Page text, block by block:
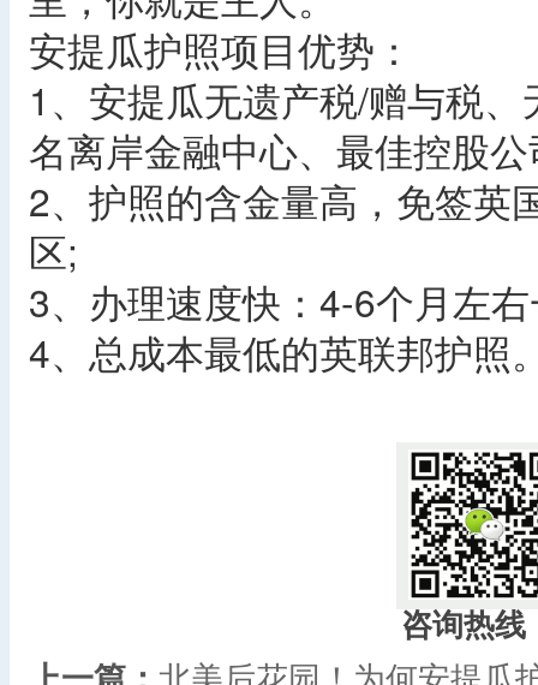
安提瓜护照项目优势：
1、安提瓜无遗产税/赠与税
名离岸金融中心、最佳控股
2、护照的含金量高，免签英
区;
3、办理速度快：4-6个月左
4、总成本最低的英联邦护照
咨询热线